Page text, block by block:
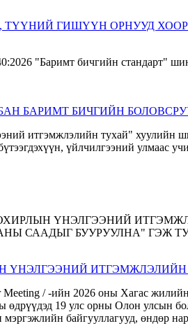
ТҮҮНИЙ ГИШҮҮН ОРНУУД
БАРИМТ БИЧГИЙН
ҮНЭЛГЭЭНИЙ